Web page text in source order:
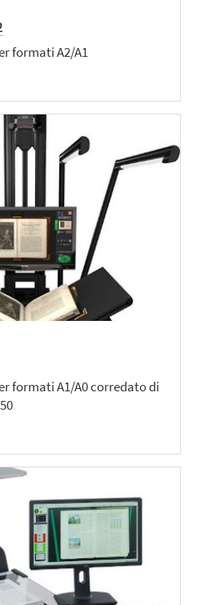
formati A2/A1
formati A1/A0 corredato di